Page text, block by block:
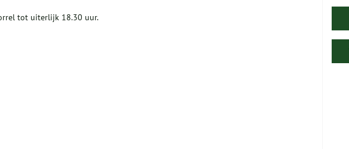
tot uiterlijk 18.30 uur.